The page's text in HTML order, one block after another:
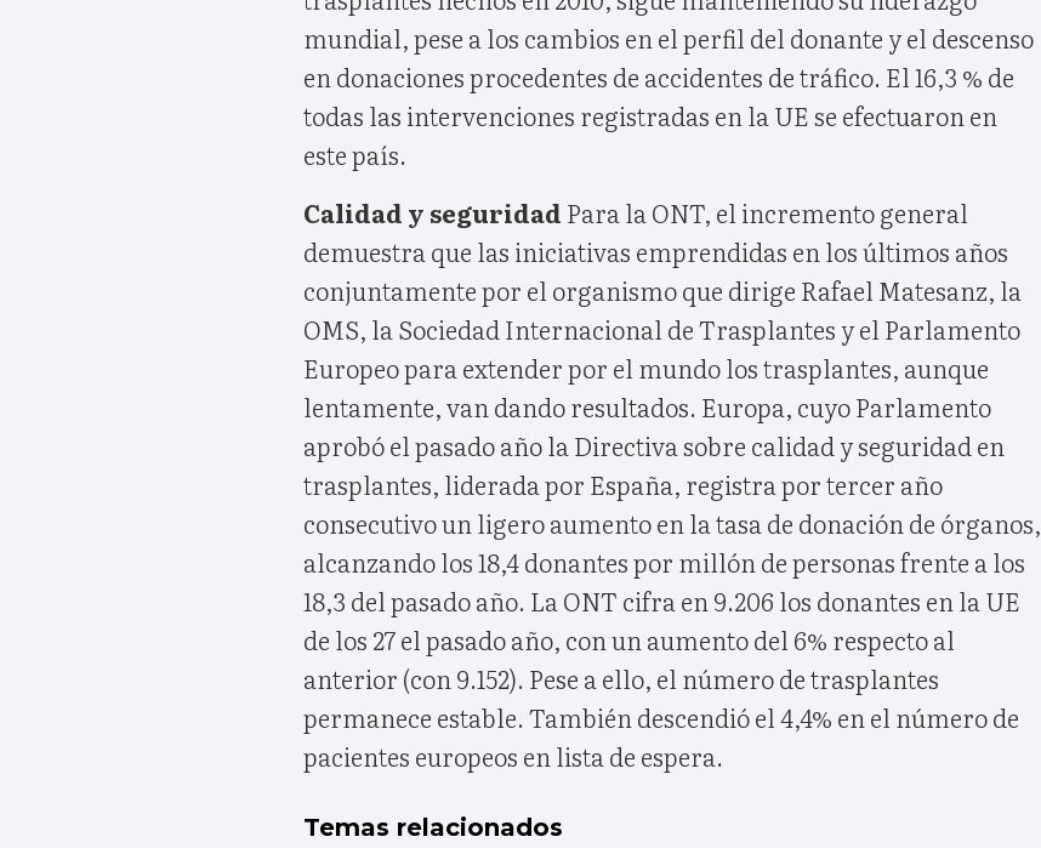
mundial, pese a los cambios en el perfil del donante y el descenso
en donaciones procedentes de accidentes de tráfico. El 16,3 % de
todas las intervenciones registradas en la UE se efectuaron en
este país.
Calidad y seguridad Para la ONT, el incremento general
demuestra que las iniciativas emprendidas en los últimos años
conjuntamente por el organismo que dirige Rafael Matesanz, la
OMS, la Sociedad Internacional de Trasplantes y el Parlamento
Europeo para extender por el mundo los trasplantes, aunque
lentamente, van dando resultados. Europa, cuyo Parlamento
aprobó el pasado año la Directiva sobre calidad y seguridad en
trasplantes, liderada por España, registra por tercer año
consecutivo un ligero aumento en la tasa de donación de órganos,
alcanzando los 18,4 donantes por millón de personas frente a los
18,3 del pasado año. La ONT cifra en 9.206 los donantes en la UE
de los 27 el pasado año, con un aumento del 6% respecto al
anterior (con 9.152). Pese a ello, el número de trasplantes
permanece estable. También descendió el 4,4% en el número de
pacientes europeos en lista de espera.
Temas relacionados